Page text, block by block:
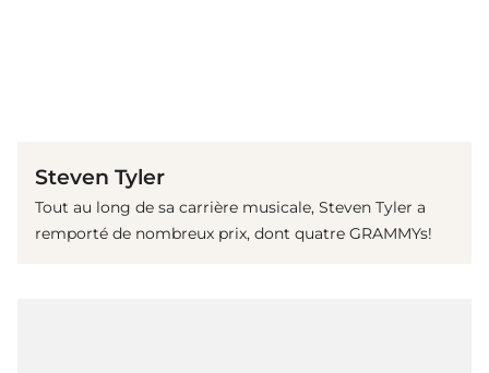
Steven Tyler
Tout au long de sa carrière musicale, Steven Tyler a
remporté de nombreux prix, dont quatre GRAMMYs!